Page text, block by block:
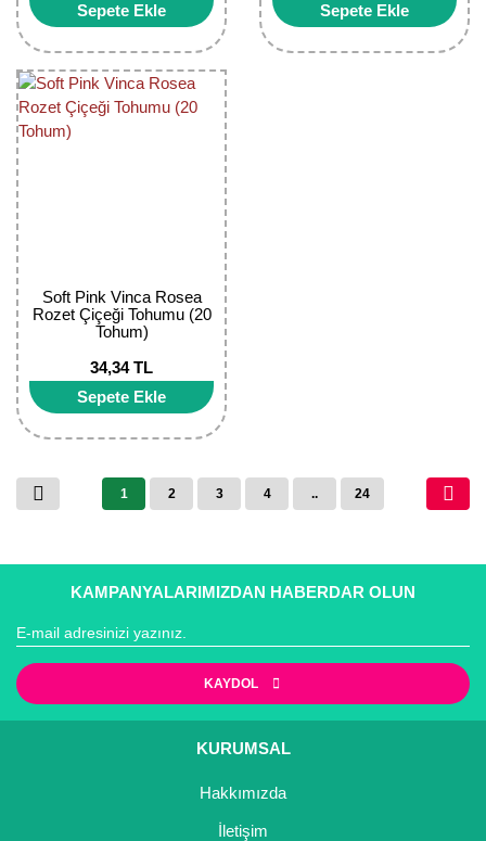
Sepete Ekle
Sepete Ekle
Soft Pink Vinca Rosea
Rozet Çiçeği Tohumu (20
Tohum)
34,34 TL
Sepete Ekle
1 2 3 4 .. 24
KAMPANYALARIMIZDAN HABERDAR OLUN
KAYDOL
KURUMSAL
Hakkımızda
İletişim